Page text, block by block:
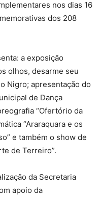
nos dias 16
dos 208
a exposição
olhos, desarme seu
Nigro; apresentação do
de Dança
“Ofertório da
“Araraquara e os
e também o show de
de Terreiro”.
da Secretaria
apoio da